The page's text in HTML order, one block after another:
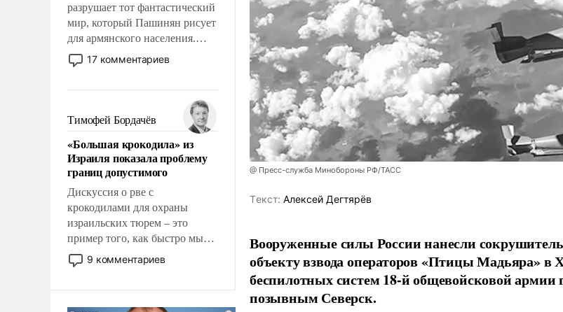
разрушает тот фантастический
мир, который Пашинян рисует
для армянского населения.
Мир, где политические
прожекты будут безусловно
налогоплательщиков и где
Еревану за свои поступки не
нужно отвечать.
17 комментариев
Тимофей Бордачёв
«Большая крокодила» из
Израиля показала проблему
границ допустимого
Дискуссия о рве с
крокодилами для охраны
израильских тюрем – это
пример того, как быстро мы
двигаемся по пути
революционных изменений.
9 комментариев
@ Пресс-служба Минобороны РФ/ТАСС
Tекст: Алексей Дегтярёв
Вооруженные силы России нанесли
объекту взвода операторов «Птицы Мадьяра» в
беспилотных систем 18-й общевойсковой армии
позывным Северск.